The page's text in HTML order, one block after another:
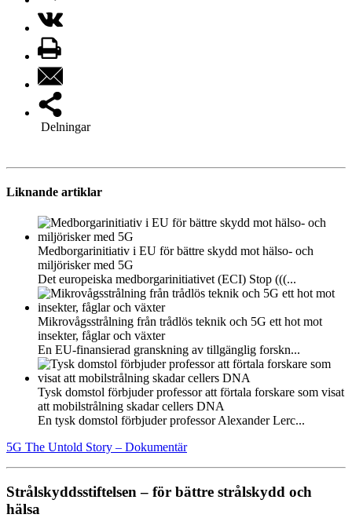
Delningar
Liknande artiklar
Medborgarinitiativ i EU för bättre skydd mot hälso- och
miljörisker med 5G
Det europeiska medborgarinitiativet (ECI) Stop (((...
Mikrovågsstrålning från trådlös teknik och 5G ett hot mot
insekter, fåglar och växter
En EU-finansierad granskning av tillgänglig forskn...
Tysk domstol förbjuder professor att förtala forskare som visat
att mobilstrålning skadar cellers DNA
En tysk domstol förbjuder professor Alexander Lerc...
5G The Untold Story – Dokumentär
Strålskyddsstiftelsen – för bättre strålskydd och
hälsa